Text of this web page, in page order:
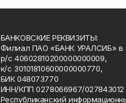
БАНКОВСКИЕ РЕКВИЗИТЫ:
Филиал ПАО «БАНК УРАЛСИБ» в
р/с 40602810200000000009,
к/с 30101810600000000770,
БИК 048073770
ИНН/КПП 0278066967/027843012
Республиканский